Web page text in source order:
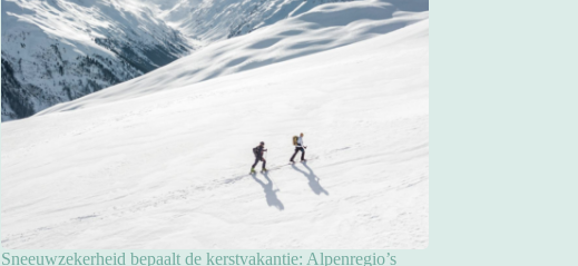
Sneeuwzekerheid bepaalt de kerstvakantie: Alpenregio’s